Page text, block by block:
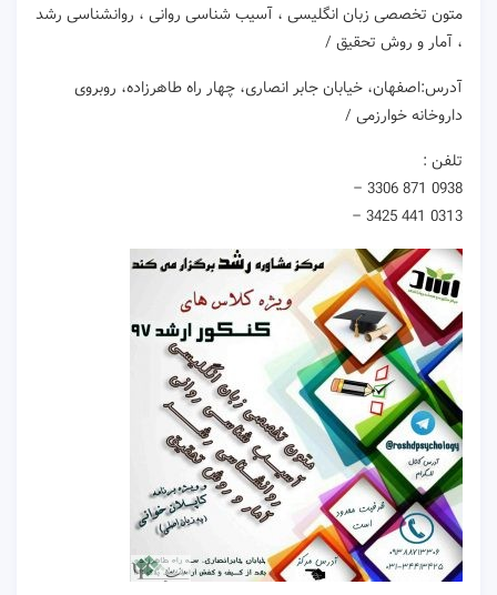
متون تخصصی زبان انگلیسی ، آسیب شناسی روانی ، روانشناسی رشد
، آمار و روش تحقیق /
آدرس:اصفهان، خیابان جابر انصاری، چهار راه طاهرزاده، روبروی
داروخانه خوارزمی /
تلفن :
0938 871 3306 –
0313 441 3425 –